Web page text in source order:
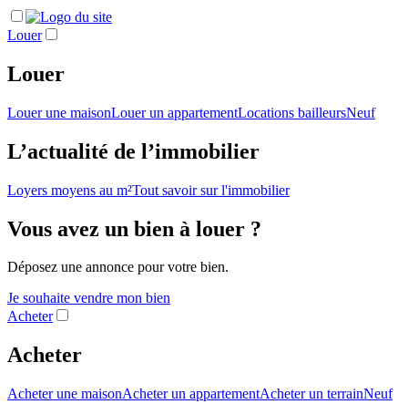
Louer
Louer
Louer une maisonLouer un appartementLocations bailleursNeuf
L’actualité de l’immobilier
Loyers moyens au m²Tout savoir sur l'immobilier
Vous avez un bien à louer ?
Déposez une annonce pour votre bien.
Je souhaite vendre mon bien
Acheter
Acheter
Acheter une maisonAcheter un appartementAcheter un terrainNeuf